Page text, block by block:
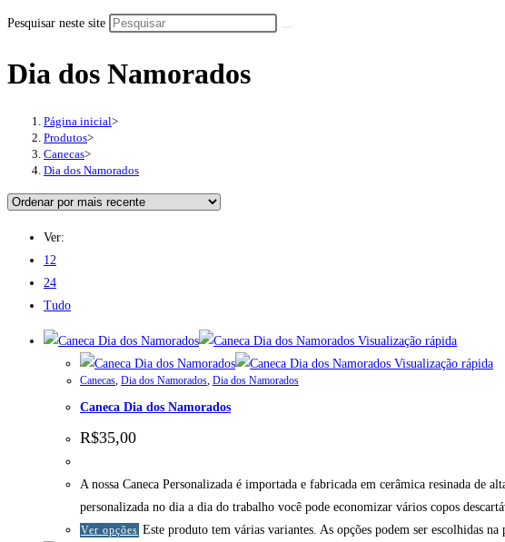
Pesquisar neste site
Dia dos Namorados
Página inicial>
Produtos>
Canecas>
Dia dos Namorados
Ver:
12
24
Tudo
Visualização rápida
Visualização rápida
Canecas, Dia dos Namorados, Dia dos Namorados
Caneca Dia dos Namorados
R$35,00
A nossa Caneca Personalizada é importada e fabricada em cerâmica resinada de
personalizada no dia a dia do trabalho você pode economizar vários copos
Ver opções Este produto tem várias variantes. As opções podem ser escolhidas